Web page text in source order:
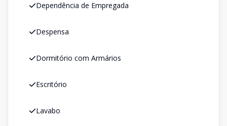
Dependência de Empregada
Despensa
Dormitório com Armários
Escritório
Lavabo